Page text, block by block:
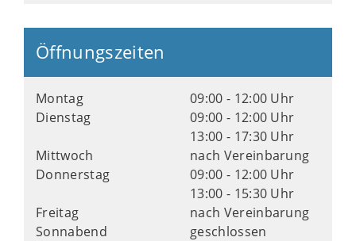
Öffnungszeiten
Montag
09:00 - 12:00 Uhr
Dienstag
09:00 - 12:00 Uhr
13:00 - 17:30 Uhr
Mittwoch
nach Vereinbarung
Donnerstag
09:00 - 12:00 Uhr
13:00 - 15:30 Uhr
Freitag
nach Vereinbarung
Sonnabend
geschlossen